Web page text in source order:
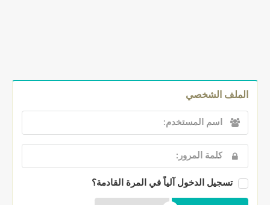
الملف الشخصي
تسجيل الدخول آلياً في المرة القادمة؟